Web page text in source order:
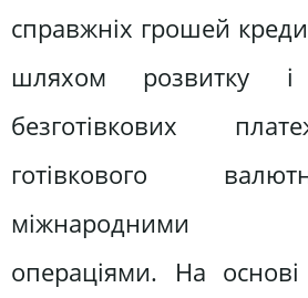
справжніх грошей
шляхом розвитку і
безготівкових
готівкового
міжнародними
операціями. На